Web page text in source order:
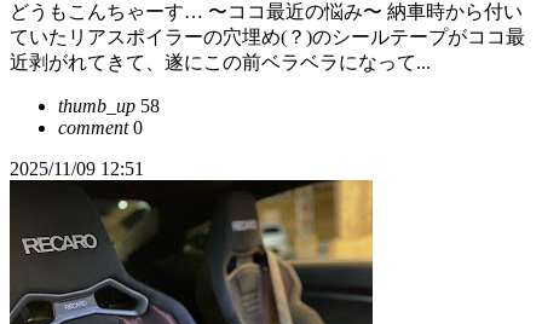
どうもこんちゃーす… 〜ココ最近の悩み〜 納車時から付い
ていたリアスポイラーの穴埋め(？)のシールテープがココ最
近剥がれてきて、遂にこの前ベラベラになって...
thumb_up 58
comment0
2025/11/09 12:51